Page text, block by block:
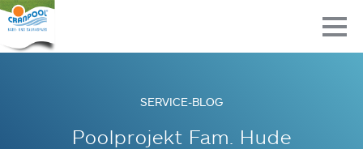
SERVICE-BLOG
Poolprojekt Fam. Hude